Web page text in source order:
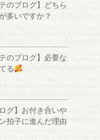
のブログ】どちら
多いですか？
のブログ】必要な
る
グ】お付き合いや
拍子に進んだ理由